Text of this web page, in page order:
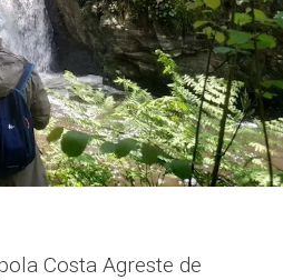
Costa Agreste de